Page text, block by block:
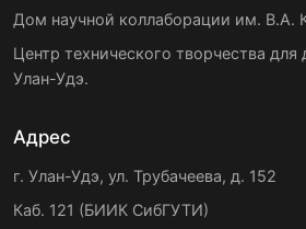
Дом научной коллаборации им. В.А.
Центр технического творчества
Улан-Удэ.
Адрес
г. Улан-Удэ, ул. Трубачеева, д. 152
Каб. 121 (БИИК СибГУТИ)